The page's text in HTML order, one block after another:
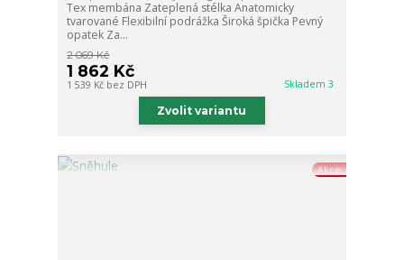
Tex membána Zateplená stélka Anatomicky
tvarované Flexibilní podrážka Široká špička Pevný
opatek Za...
2 069 Kč
1 862 Kč
1 539 Kč bez DPH Skladem 3
Zvolit variantu
Akce